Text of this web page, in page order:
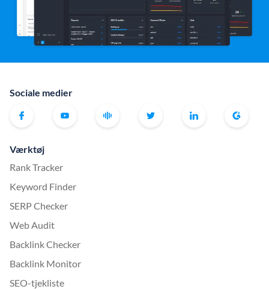
Sociale medier
Værktøj
Rank Tracker
Keyword Finder
SERP Checker
Web Audit
Backlink Checker
Backlink Monitor
SEO-tjekliste